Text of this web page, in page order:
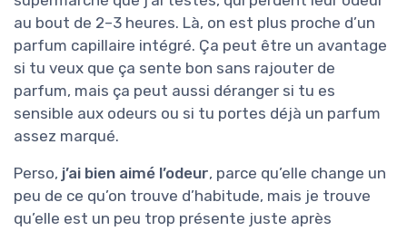
au bout de 2–3 heures. Là, on est plus proche d’un
parfum capillaire intégré. Ça peut être un avantage
si tu veux que ça sente bon sans rajouter de
parfum, mais ça peut aussi déranger si tu es
sensible aux odeurs ou si tu portes déjà un parfum
assez marqué.
Perso, j’ai bien aimé l’odeur, parce qu’elle change un
peu de ce qu’on trouve d’habitude, mais je trouve
qu’elle est un peu trop présente juste après